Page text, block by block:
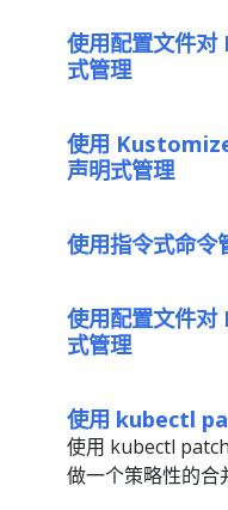
使用配置文件
式管理
使用
声明式管理
使用指令式命
使用配置文件
式管理
使用 kubectl
使用 kubectl
做一个策略性的合